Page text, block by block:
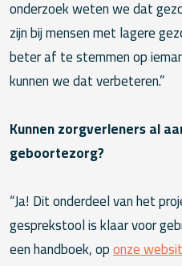
onderzoek weten we dat
zijn bij mensen met lagere
beter af te stemmen op
kunnen we dat verbeteren.”
Kunnen zorgverleners al
geboortezorg?
“Ja! Dit onderdeel van het
gesprekstool is klaar voor
een handboek, oponze